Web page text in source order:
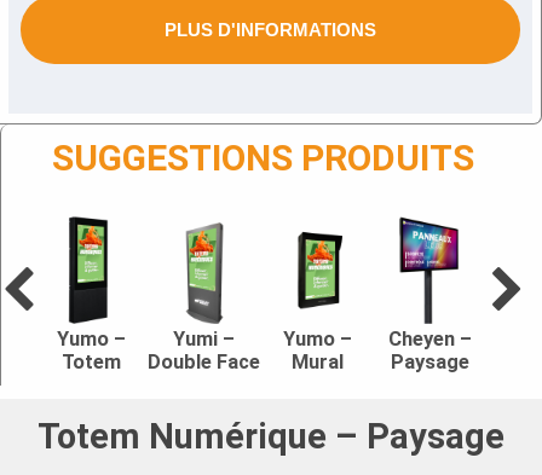
PLUS D'INFORMATIONS
SUGGESTIONS PRODUITS
Yumo –
Totem
Yumi –
Double Face
Yumo –
Mural
Cheyen –
Paysage
Totem Numérique – Paysage